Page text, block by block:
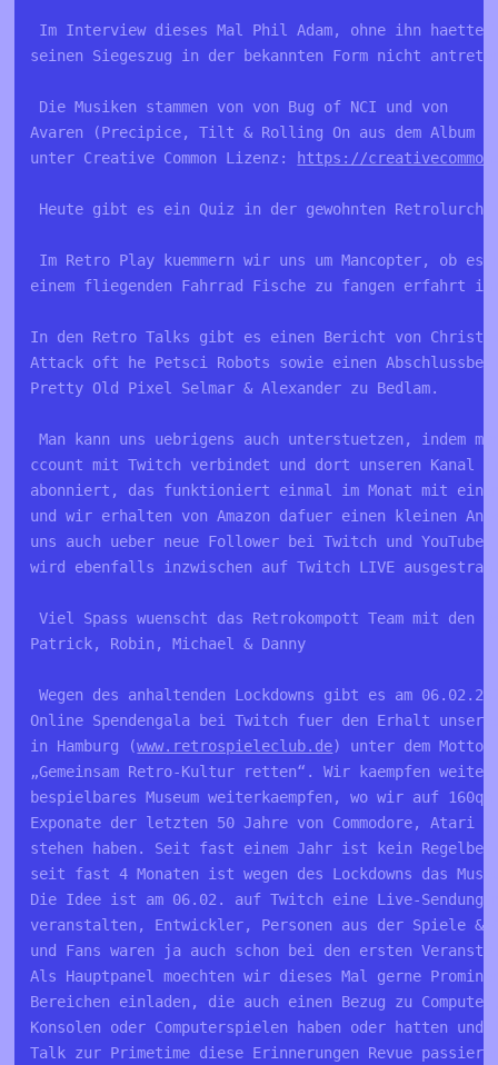
Im Interview dieses Mal Phil Adam, ohne ihn
seinen Siegeszug in der bekannten Form nicht
Die Musiken stammen von von Bug of NCI und von
Avaren (Precipice, Tilt & Rolling On aus dem Album
unter Creative Common Lizenz: https://
Heute gibt es ein Quiz in der gewohnten Retrolurch
Im Retro Play kuemmern wir uns um Mancopter, ob
einem fliegenden Fahrrad Fische zu fangen erfahrt
In den Retro Talks gibt es einen Bericht von
Attack oft he Petsci Robots sowie einen
Pretty Old Pixel Selmar & Alexander zu Bedlam.
Man kann uns uebrigens auch unterstuetzen, indem
ccount mit Twitch verbindet und dort unseren Kanal
abonniert, das funktioniert einmal im Monat mit
und wir erhalten von Amazon dafuer einen kleinen
uns auch ueber neue Follower bei Twitch und YouTube.
wird ebenfalls inzwischen auf Twitch LIVE
Viel Spass wuenscht das Retrokompott Team mit den
Patrick, Robin, Michael & Danny
Wegen des anhaltenden Lockdowns gibt es am
Online Spendengala bei Twitch fuer den Erhalt
in Hamburg (www.retrospieleclub.de) unter dem Motto
„Gemeinsam Retro-Kultur retten“. Wir kaempfen
bespielbares Museum weiterkaempfen, wo wir auf
Exponate der letzten 50 Jahre von Commodore, Atari
stehen haben. Seit fast einem Jahr ist kein
seit fast 4 Monaten ist wegen des Lockdowns das
Die Idee ist am 06.02. auf Twitch eine Live-Sendung
veranstalten, Entwickler, Personen aus der Spiele &
und Fans waren ja auch schon bei den ersten
Als Hauptpanel moechten wir dieses Mal gerne
Bereichen einladen, die auch einen Bezug zu
Konsolen oder Computerspielen haben oder hatten
Talk zur Primetime diese Erinnerungen Revue